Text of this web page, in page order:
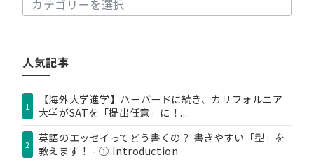
ー
人気記事
1
【海外大学進学】ハーバードに続き、カリフォルニア
大学がSATを「提出任意」に！...
2
英語のエッセイってどう書くの？ 書きやすい「型」を
教えます！ - ① Introduction